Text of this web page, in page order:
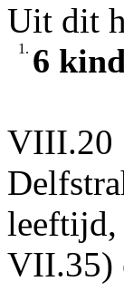
Uit dit
1. 6
leeftijd,
VII.35)